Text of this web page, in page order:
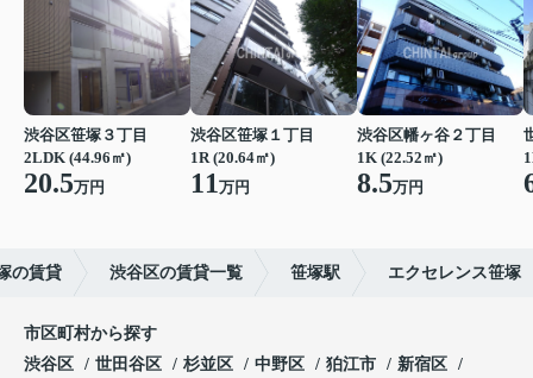
渋谷区笹塚３丁目
2LDK (44.96㎡)
20.5万円
渋谷区笹塚１丁目
1R (20.64㎡)
11万円
渋谷区幡ヶ谷２丁目
1K (22.52㎡)
8.5万円
の賃貸 渋谷区の賃貸一覧 笹塚駅 エクセレンス笹塚
市区町村から探す
渋谷区
世田谷区 杉並区 中野区 狛江市
新宿区